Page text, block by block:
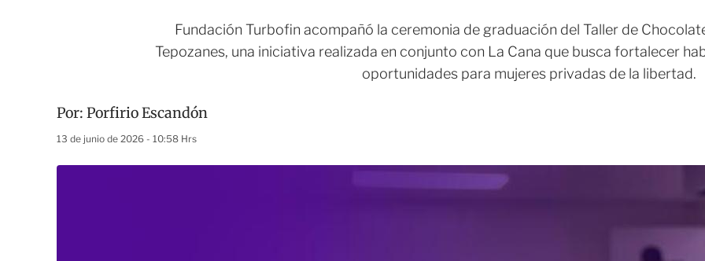
Fundación Turbofin acompañó la ceremonia de graduación del Taller de
Tepozanes, una iniciativa realizada en conjunto con La Cana que busca fortalecer
oportunidades para mujeres privadas de la libertad.
Por: Porfirio Escandón
13 de junio de 2026 - 10:58 Hrs